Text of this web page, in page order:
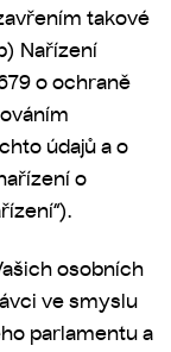
takové
Nařízení
o ochraně
údajů a o
o
osobních
ve smyslu
parlamentu a